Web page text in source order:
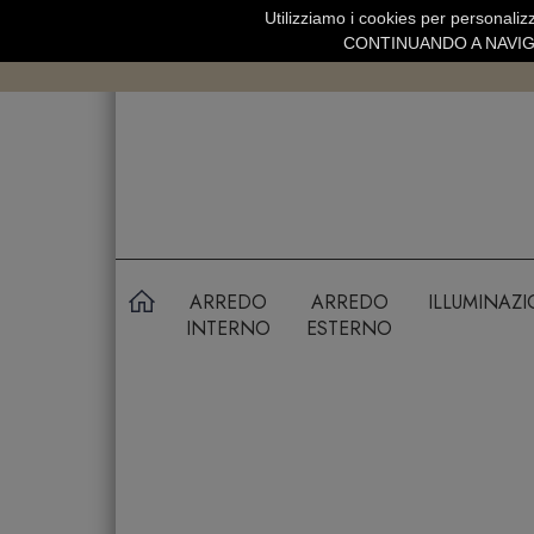
SPEDIZIONE GRATUITA SOPRA 99
ARREDO
INTERNO
ARREDO
ESTERNO
Utilizziamo i cookies per
CONTINUANDO A